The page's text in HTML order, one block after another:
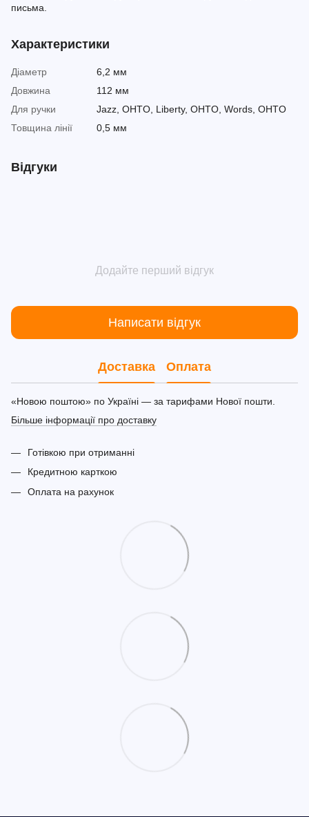
письма.
Характеристики
Діаметр
6,2 мм
Довжина
112 мм
Для ручки
Jazz, OHTO, Liberty, OHTO, Words, OHTO
Товщина лінії
0,5 мм
Відгуки
Додайте перший відгук
Написати відгук
Доставка Оплата
«Новою поштою» по Україні — за тарифами Нової пошти.
Більше інформації про доставку
Готівкою при отриманні
Кредитною карткою
Оплата на рахунок